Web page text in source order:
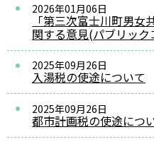
2026年01月06日
「第三次富士川町男
関する意見(パブリッ
2025年09月26日
入湯税の使途について
2025年09月26日
都市計画税の使途につ